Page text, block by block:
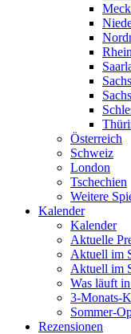
Österreich
Schweiz
London
Tschechien
Weitere
Kalender
Kalender
Aktuelle
Aktuell im
Aktuell im
Was läuft
3-Monats-
Sommer-
Rezensionen